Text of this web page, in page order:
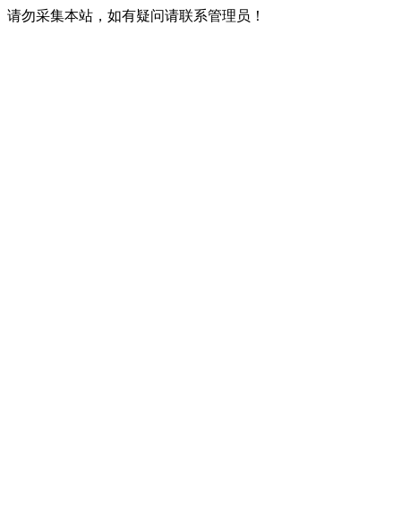
请勿采集本站，如有疑问请联系管理员！